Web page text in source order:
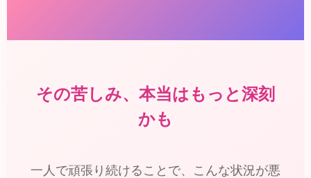
その苦しみ、本当はもっと深刻
かも
一人で頑張り続けることで、こんな状況が悪